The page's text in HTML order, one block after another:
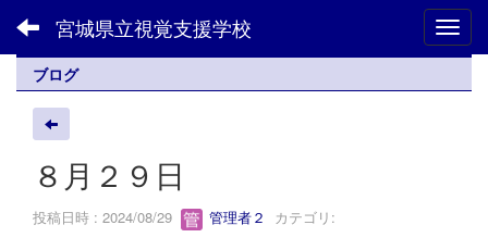
宮城県立視覚支援学校
ブログ
８月２９日
投稿日時 : 2024/08/29 管理者２ カテゴリ: